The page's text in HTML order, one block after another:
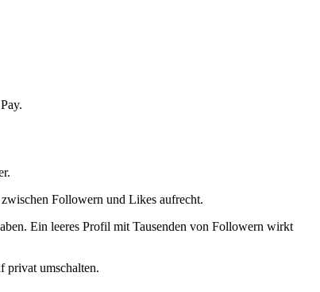
Followern und Likes aufrecht.
Ein leeres Profil mit Tausenden von Followern wirkt
privat umschalten.